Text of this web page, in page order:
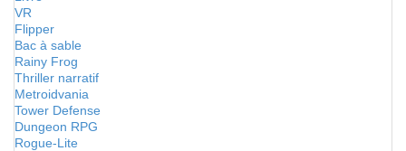
VR
Flipper
Bac à sable
Rainy Frog
Thriller narratif
Metroidvania
Tower Defense
Dungeon RPG
Rogue-Lite